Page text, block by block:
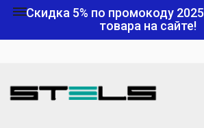
Скидка 5% по промокоду 2025
товара на сайте!